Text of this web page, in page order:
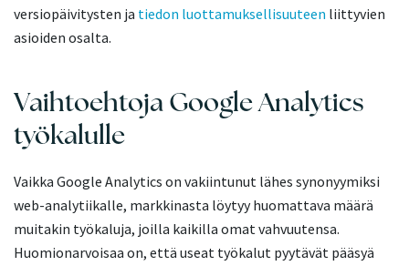
versiopäivitysten ja tiedon luottamuksellisuuteen liittyvien
asioiden osalta.
Vaihtoehtoja Google Analytics
työkalulle
Vaikka Google Analytics on vakiintunut lähes synonyymiksi
web-analytiikalle, markkinasta löytyy huomattava määrä
muitakin työkaluja, joilla kaikilla omat vahvuutensa.
Huomionarvoisaa on, että useat työkalut pyytävät pääsyä